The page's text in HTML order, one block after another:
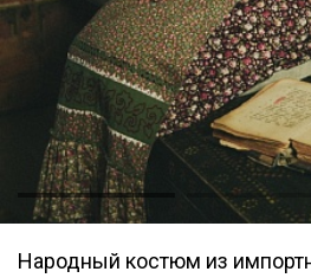
Народный костюм из